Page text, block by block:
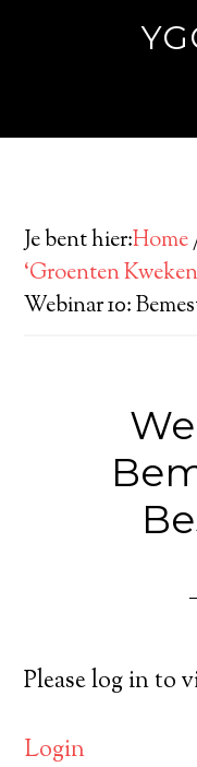
Je bent hier:Home
‘Groenten
Webinar 10:
Please log in to
Login